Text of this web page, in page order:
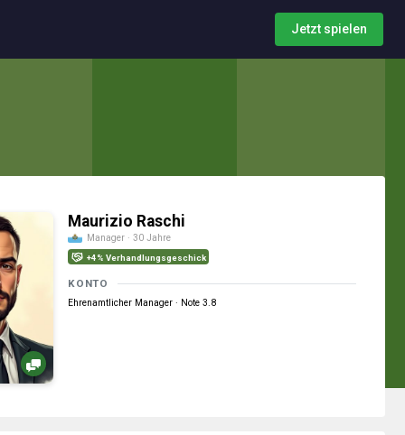
Jetzt spielen
Maurizio Raschi
Manager · 30 Jahre
+4% Verhandlungsgeschick
KONTO
Ehrenamtlicher Manager · Note 3.8